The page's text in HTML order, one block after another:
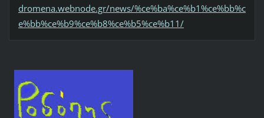
dromena.webnode.gr/news/%ce%ba%ce%b1%ce%bb%c
e%bb%ce%b9%ce%b8%ce%b5%ce%b11/